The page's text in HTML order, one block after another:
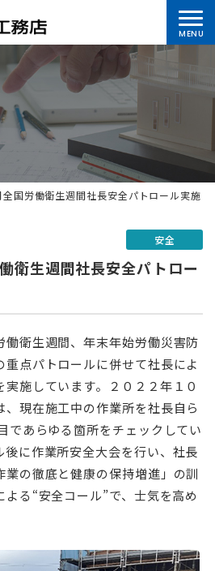
国労働衛生週間社長安全パトロール実施
安全
衛生週間社長安全パトロー
衛生週間、年末年始労働災害防
重点パトロールに併せて社長によ
施しています。２０２２年１０
、現在施工中の作業所を社長自ら
であらゆる箇所をチェックしてい
後に作業所安全大会を行い、社長
業の徹底と健康の保持増進」の訓
る“安全コール”で、士気を高め